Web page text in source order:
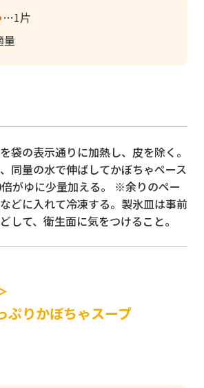
1片
量
袋の表示通りに加熱し、皮を除く。
同量の水で伸ばしてかぼちゃペース
倍がゆに少量加える。 ※余りのペー
どに入れて冷凍する。製氷皿は事前
して、衛生面に気をつけること。
ぷりかぼちゃスープ